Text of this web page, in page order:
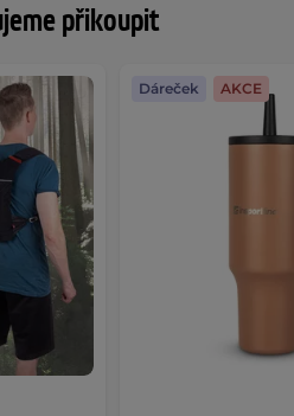
přikoupit
Dáreček AKCE